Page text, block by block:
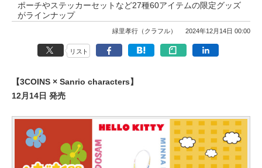
ポーチやステッカーセットなど27種60アイテムの限定グッズ
がラインナップ
緑里孝行（クラフル） 2024年12月14日 00:00
リスト
【3COINS × Sanrio characters】
12月14日 発売